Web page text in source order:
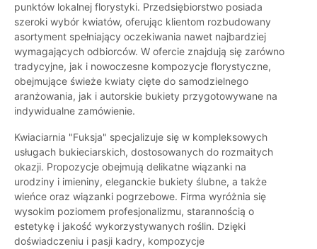
punktów lokalnej florystyki. Przedsiębiorstwo posiada
szeroki wybór kwiatów, oferując klientom rozbudowany
asortyment spełniający oczekiwania nawet najbardziej
wymagających odbiorców. W ofercie znajdują się zarówno
tradycyjne, jak i nowoczesne kompozycje florystyczne,
obejmujące świeże kwiaty cięte do samodzielnego
aranżowania, jak i autorskie bukiety przygotowywane na
indywidualne zamówienie.
Kwiaciarnia "Fuksja" specjalizuje się w kompleksowych
usługach bukieciarskich, dostosowanych do rozmaitych
okazji. Propozycje obejmują delikatne wiązanki na
urodziny i imieniny, eleganckie bukiety ślubne, a także
wieńce oraz wiązanki pogrzebowe. Firma wyróżnia się
wysokim poziomem profesjonalizmu, starannością o
estetykę i jakość wykorzystywanych roślin. Dzięki
doświadczeniu i pasji kadry, kompozycje